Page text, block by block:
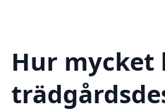
Hur mycket